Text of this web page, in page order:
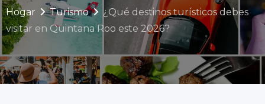
Hogar Turismo
¿Qué destinos turísticos debes
visitar en Quintana Roo este 2026?